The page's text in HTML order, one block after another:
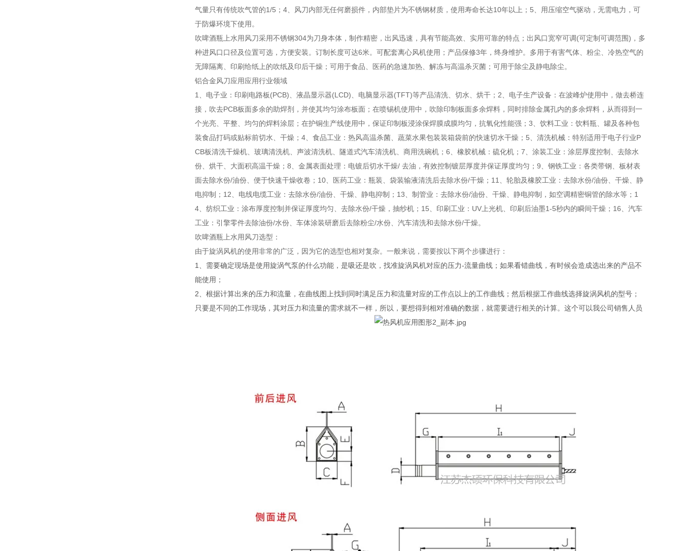
气量只有传统吹气管的1/5；4、风刀内部无任何磨损件，内部垫片为不锈钢材质，使用寿命长达10年以上；5、用压缩空气驱动，无需电力，可
于防爆环境下使用。
吹啤酒瓶上水用风刀采用不锈钢304为刀身本体，制作精密，出风迅速，具有节能高效、实用可靠的特点；出风口宽窄可调(可定制可调范围)，多
种进风口口径及位置可选，方便安装。订制长度可达6米。可配套离心风机使用；产品保修3年，终身维护。多用于有害气体、粉尘、冷热空气的
无障隔离、印刷给纸上的吹纸及印后干燥；可用于食品、医药的急速加热、解冻与高温杀灭菌；可用于除尘及静电除尘。
铝合金风刀应用应用行业领域
1、电子业：印刷电路板(PCB)、液晶显示器(LCD)、电脑显示器(TFT)等产品清洗、切水、烘干；2、电子生产设备：在波峰炉使用中，做去桥连
接，吹去PCB板面多余的助焊剂，并使其均匀涂布板面；在喷锡机使用中，吹除印制板面多余焊料，同时排除金属孔内的多余焊料，从而得到一
个光亮、平整、均匀的焊料涂层；在护铜生产线使用中，保证印制板浸涂保焊膜成膜均匀，抗氧化性能强；3、饮料工业：饮料瓶、罐及各种包
装食品打码或贴标前切水、干燥；4、食品工业：热风高温杀菌、蔬菜水果包装装箱袋前的快速切水干燥；5、清洗机械：特别适用于电子行业P
CB板清洗干燥机、玻璃清洗机、声波清洗机、隧道式汽车清洗机、商用洗碗机；6、橡胶机械：硫化机；7、涂装工业：涂层厚度控制、去除水
份、烘干、大面积高温干燥；8、金属表面处理：电镀后切水干燥/ 去油，有效控制镀层厚度并保证厚度均匀；9、钢铁工业：各类带钢、板材表
面去除水份/油份、便于快速干燥收卷；10、医药工业：瓶装、袋装输液清洗后去除水份/干燥；11、轮胎及橡胶工业：去除水份/油份、干燥、静
电抑制；12、电线电缆工业：去除水份/油份、干燥、静电抑制；13、制管业：去除水份/油份、干燥、静电抑制，如空调精密铜管的除水等；1
4、纺织工业：涂布厚度控制并保证厚度均匀、去除水份/干燥，抽纱机；15、印刷工业：UV上光机、印刷后油墨1-5秒内的瞬间干燥；16、汽车
工业：引擎零件去除油份/水份、车体涂装研磨后去除粉尘/水份、汽车清洗和去除水份/干燥。
吹啤酒瓶上水用风刀选型：
由于旋涡风机的使用非常的广泛，因为它的选型也相对复杂。一般来说，需要按以下两个步骤进行：
1、需要确定现场是使用旋涡气泵的什么功能，是吸还是吹，找准旋涡风机对应的压力-流量曲线；如果看错曲线，有时候会造成选出来的产品不
能使用；
2、根据计算出来的压力和流量，在曲线图上找到同时满足压力和流量对应的工作点以上的工作曲线；然后根据工作曲线选择旋涡风机的型号；
只要是不同的工作现场，其对压力和流量的需求就不一样，所以，要想得到相对准确的数据，就需要进行相关的计算。这个可以我公司销售人员